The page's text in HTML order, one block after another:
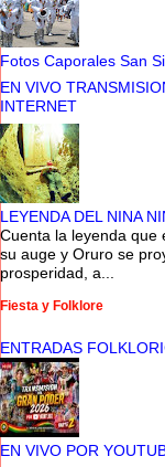
Fotos Caporales San
EN VIVO
INTERNET
LEYENDA DEL NINA
Cuenta la leyenda que
su auge y Oruro se
prosperidad, a...
Fiesta y Folklore
ENTRADAS
EN VIVO POR